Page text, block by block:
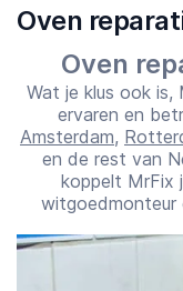
Oven
Oven
Wat je klus ook
ervaren en
Amsterdam,
en de rest van
koppelt MrFix
witgoedmonteur